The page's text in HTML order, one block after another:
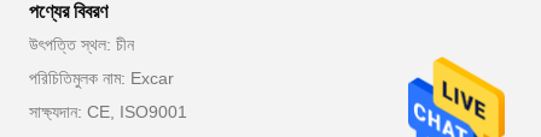
পণ্যের বিবরণ
উৎপত্তি স্থল: চীন
পরিচিতিমুলক নাম: Excar
সাক্ষ্যদান: CE, ISO9001